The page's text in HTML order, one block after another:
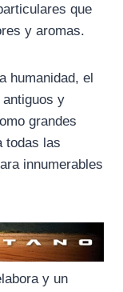
que
y aromas.
humanidad, el
y
grandes
todas las
innumerables
y un